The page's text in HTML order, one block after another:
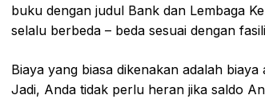
buku dengan judul Bank dan Lembaga
selalu berbeda – beda sesuai dengan
Biaya yang biasa dikenakan adalah
Jadi, Anda tidak perlu heran jika saldo